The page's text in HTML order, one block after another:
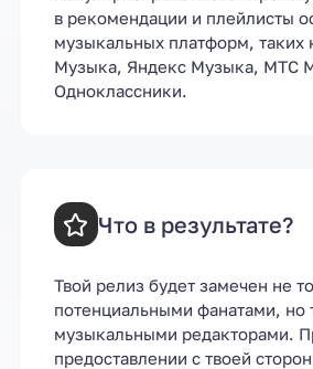
в рекомендации и плейлисты
музыкальных платформ, таких
Музыка, Яндекс Музыка, МТС
Одноклассники.
Что в результате?
Твой релиз будет замечен не
потенциальными фанатами, но
музыкальными редакторами.
предоставлении с твоей